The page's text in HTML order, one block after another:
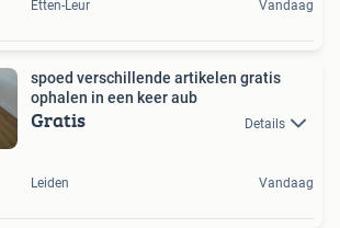
Etten-Leur Vandaag
spoed verschillende artikelen gratis
ophalen in een keer aub
Gratis Details
Leiden Vandaag